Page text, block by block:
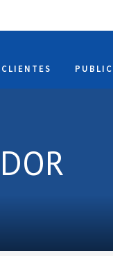
CLIENTES